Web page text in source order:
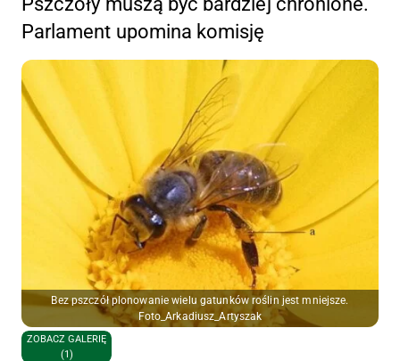
Parlament upomina komisję
Bez pszczół plonowanie wielu gatunków roślin jest mniejsze.
Foto_Arkadiusz_Artyszak
ZOBACZ GALERIĘ
(1)